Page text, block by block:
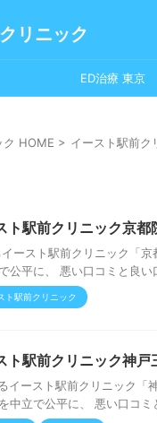
リニック
ED治療 東京
ク HOME > イースト駅前ク
ト駅前クリニック京
ースト駅前クリニック「
公平に、 悪い口コミと良
ト駅前クリニック
ト駅前クリニック神
イースト駅前クリニック「
中立で公平に、 悪い口コ